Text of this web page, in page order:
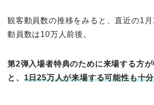
観客動員数の推移をみると、直近の1
動員数は10万人前後。
第2弾入場者特典のために来場する方
と、 1日25万人が来場する可能性も十